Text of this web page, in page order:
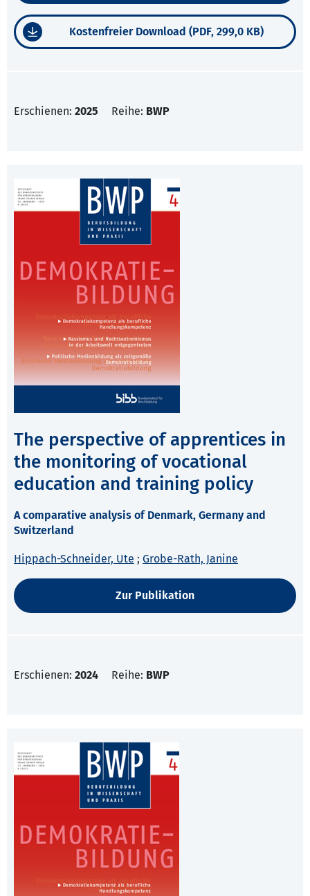
Kostenfreier Download (PDF, 299,0 KB)
Erschienen: 2025 Reihe: BWP
The perspective of apprentices in
the monitoring of vocational
education and training policy
A comparative analysis of Denmark, Germany and
Switzerland
Hippach-Schneider, Ute ; Grobe-Rath, Janine
Zur Publikation
Erschienen: 2024 Reihe: BWP